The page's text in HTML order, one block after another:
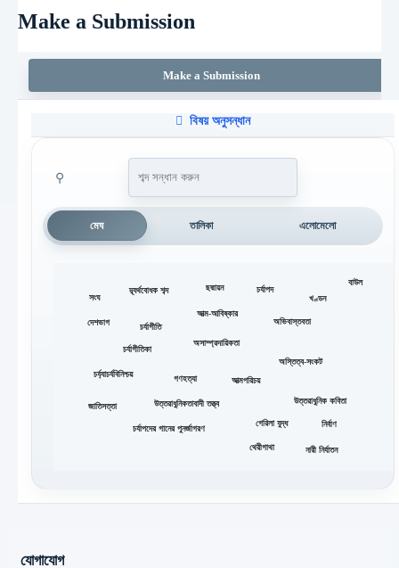
Make a Submission
Make a Submission
বিষয় অনুসন্ধান
⚲
মেঘ তালিকা এলোমেলো
অভিবাস্তবতা
অসাম্প্রদায়িকতা
অস্তিত্ব-সংকট
আত্ম-আবিষ্কার
আত্মপরিচয়
উত্তরাধুনিক কবিতা
উত্তরাধুনিকতাবাদী তত্ত্ব
খণ্ডন
গণহত্যা
গেরিলা যুদ্ধ
চর্যাগীতি
চর্যাগীতিকা
চর্যাপদ
চর্যাপদের গানের পুনর্জাগরণ
চর্য্যাচর্যবিনিশ্চয়
ছদ্মায়ন
জাতিসত্তা
থেরীগাথা
দেশভাগ
দ্ব্যর্থবোধক শব্দ
নারী নির্যাতন
নির্বাণ
বাউল
সংঘ
যোগাযোগ